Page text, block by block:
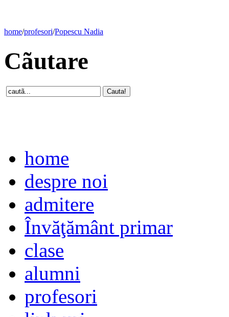
home/profesori/Popescu Nadia
Cãutare
home
despre noi
admitere
Învăţământ primar
clase
alumni
profesori